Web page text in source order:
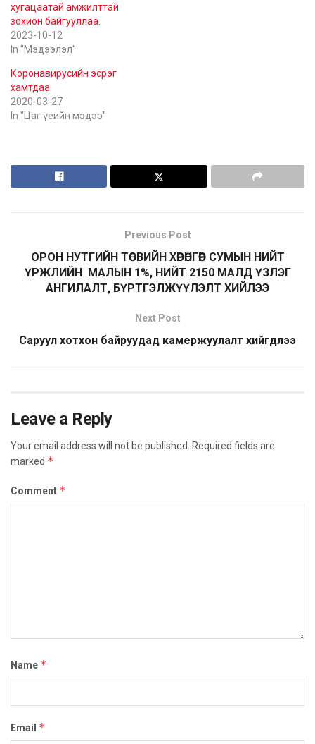
хугацаатай амжилттай
зохион байгууллаа.
2023-10-12
In "Мэдээлэл"
Коронавирусийн эсрэг
хамтдаа
2020-03-27
In "Цаг үеийн мэдээ"
Previous Post
ОРОН НУТГИЙН ТӨСВИЙН ХӨРӨНГӨӨР СУМЫН НИЙТ
ҮРЖЛИЙН МАЛЫН 1%, НИЙТ 2150 МАЛД ҮЗЛЭГ
АНГИЛАЛТ, БҮРТГЭЛЖҮҮЛЭЛТ ХИЙЛЭЭ
Next Post
Саруул хотхон байруудад камержуулалт хийгдлээ
Leave a Reply
Your email address will not be published.
Required fields are
marked *
Comment *
Name *
Email *